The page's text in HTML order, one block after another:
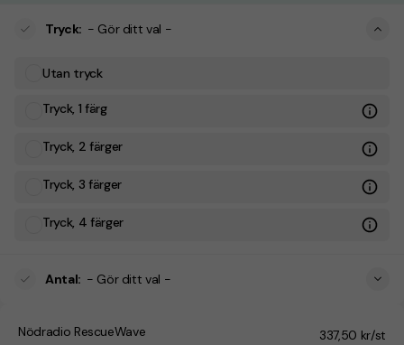
Tryck: - Gör ditt val -
Utan tryck
Tryck, 1 färg
Tryck, 2 färger
Tryck, 3 färger
Tryck, 4 färger
Antal: - Gör ditt val -
Nödradio RescueWave
337,50 kr/st